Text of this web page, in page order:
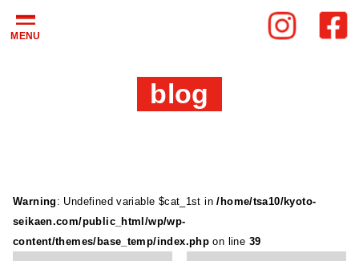
MENU
blog
Warning : Undefined variable $cat_1st in/home/tsa10/kyoto-
seikaen.com/public_html/wp/wp-
content/themes/base_temp/index.php on line 39